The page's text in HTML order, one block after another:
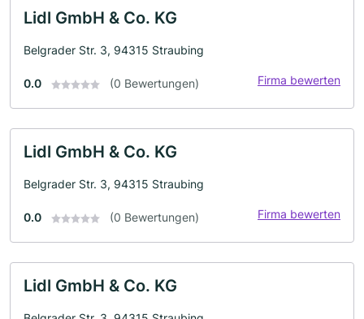
Lidl GmbH & Co. KG
Belgrader Str. 3, 94315 Straubing
0.0 (0 Bewertungen) Firma bewerten
Lidl GmbH & Co. KG
Belgrader Str. 3, 94315 Straubing
0.0 (0 Bewertungen) Firma bewerten
Lidl GmbH & Co. KG